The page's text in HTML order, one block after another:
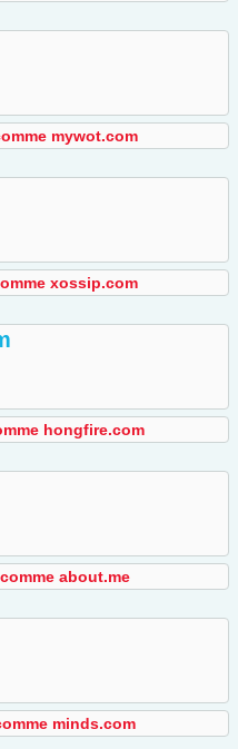
mywot.com
xossip.com
hongfire.com
about.me
minds.com